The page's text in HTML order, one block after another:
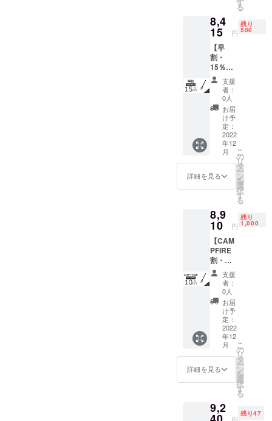
げます。送料
込）
【内
容】 ■
多機能
シャベ
ル（M
サイ
ズ）×1
■シャベ
ル保護
カバー
×1 ■収
納バッ
グ×1 ■
ショル
ダース
取扱説
明書×1
※ご支援
の数が
想定を
上回っ
た場
合、製
造工程
上の都
合等に
より出
荷時期
が遅れ
る場合
がござ
いま
さい。
る
8,4
15 円
残り
500
【早
割・
15％OF
F】
NexToo
l多機能
シャベ
ル（M
サイ
ズ） × 1
一般販
売予定
価格
9,900円
→
8,415円
送料
込）
【内
容】 ■
多機能
シャベ
ル（M
サイ
ズ）×1
■シャベ
ル保護
カバー
×1 ■収
納バッ
グ×1 ■
ショル
ダース
取扱説
明書×1
支援
者：
0人
お届
け予
定：
2022
年12
月
詳細を見る
こ
の
リ
タ
ー
ン
を
選
択
す
る
8,9
10 円
残り
1,000
【CAM
PFIRE
割・
10％OF
F】
NexToo
l多機能
シャベ
ル（M
サイ
ズ） × 1
一般販
売予定
価格
9,900円
→8,910
（税・
送料
支援
者：
0人
お届
け予
定：
2022
年12
月
詳細を見る
こ
の
リ
タ
ー
ン
を
選
択
す
る
9,2
円
残り47